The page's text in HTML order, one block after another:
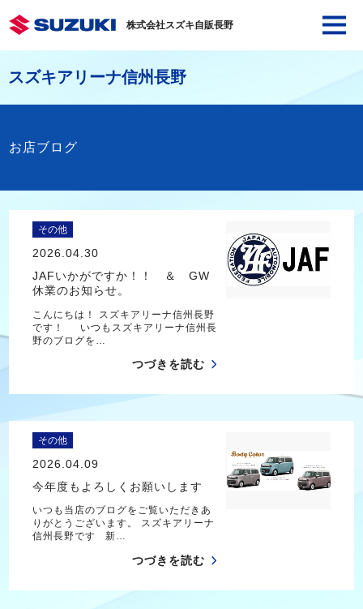
株式会社スズキ自販長野
スズキアリーナ信州長野
お店ブログ
その他
2026.04.30
JAFいかがですか！！ ＆ GW
休業のお知らせ。
こんにちは！ スズキアリーナ信州長野
です！ いつもスズキアリーナ信州長
野のブログを…
つづきを読む
その他
2026.04.09
今年度もよろしくお願いします
いつも当店のブログをご覧いただきあ
りがとうございます。 スズキアリーナ
信州長野です 新…
つづきを読む